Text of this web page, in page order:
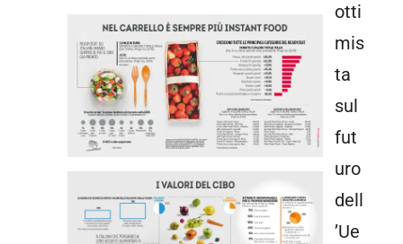
otti
mis
ta
sul
fut
uro
dell
’Ue